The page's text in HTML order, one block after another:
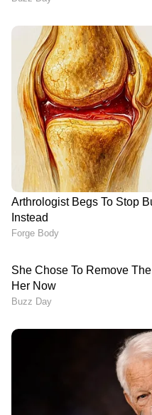
റീൽസ് കാണാനും
ചിത്രീകരിക്കാനും
കൂടുതൽ സമയം
ചെലവഴിക്കുന്നു; ഭാര്യയെ
കൊലപ്പെടുത്തി
ബെഡ്ഷീറ്റിൽ
ഒളിവിലായിരുന്ന ഭർത്താവ്
പിടിയിൽ
പത്തനംതിട്ടയിൽ പത്താം
ക്ലാസുകാരി ലൈംഗിക
ചൂഷണത്തിനിരയായി;
അച്ഛനടക്കം ഏഴ് പ്രതികള്‍